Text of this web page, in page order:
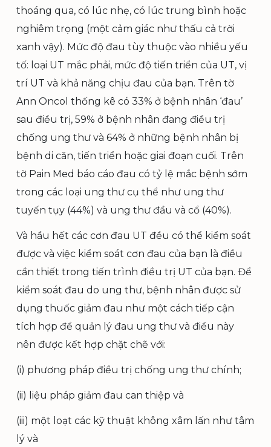
thoáng qua, có lúc nhẹ, có lúc trung bình hoặc
nghiêm trọng (một cảm giác như thấu cả trời
xanh vậy). Mức độ đau tùy thuộc vào nhiều yếu
tố: loại UT mắc phải, mức độ tiến triển của UT, vị
trí UT và khả năng chịu đau của bạn. Trên tờ
Ann Oncol thống kê có 33% ở bệnh nhân ‘đau’
sau điều trị, 59% ở bệnh nhân đang điều trị
chống ung thư và 64% ở những bệnh nhân bị
bệnh di căn, tiến triển hoặc giai đoạn cuối. Trên
tờ Pain Med báo cáo đau có tỷ lệ mắc bệnh sớm
trong các loại ung thư cụ thể như ung thư
tuyến tụy (44%) và ung thư đầu và cổ (40%).
Và hầu hết các cơn đau UT đều có thể kiểm soát
được và việc kiểm soát cơn đau của bạn là điều
cần thiết trong tiến trình điều trị UT của bạn. Để
kiểm soát đau do ung thư, bệnh nhân được sử
dụng thuốc giảm đau như một cách tiếp cận
tích hợp để quản lý đau ung thư và điều này
nên được kết hợp chặt chẽ với:
(i) phương pháp điều trị chống ung thư chính;
(ii) liệu pháp giảm đau can thiệp và
(iii) một loạt các kỹ thuật không xâm lấn như tâm
lý và